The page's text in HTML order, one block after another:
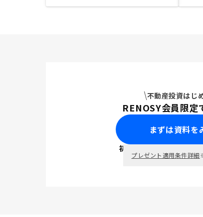
不動産投資はじ
RENOSY会員限定
まずは資料を
初回面談で ポイ
プレゼント適用条件詳細